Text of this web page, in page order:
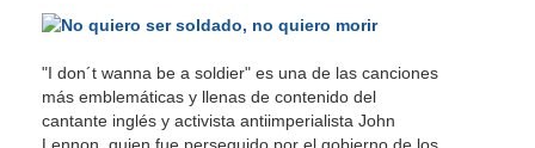
"I don´t wanna be a soldier" es una de las canciones
más emblemáticas y llenas de contenido del
cantante inglés y activista antiimperialista John